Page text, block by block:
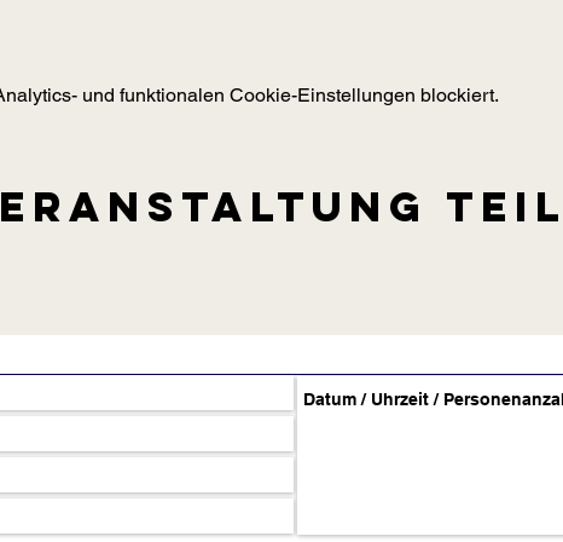
und funktionalen Cookie-Einstellungen blockiert.